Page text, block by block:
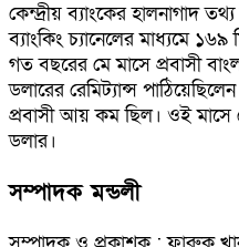
কেন্দ্রীয় ব্যাংকের হালনাগাদ
ব্যাংকিং চ্যানেলের মাধ্যমে
গত বছরের মে মাসে প্রবাসী
ডলারের রেমিট্যান্স
প্রবাসী আয় কম ছিল। ওই মাসে
ডলার।
সম্পাদক মন্ডলী